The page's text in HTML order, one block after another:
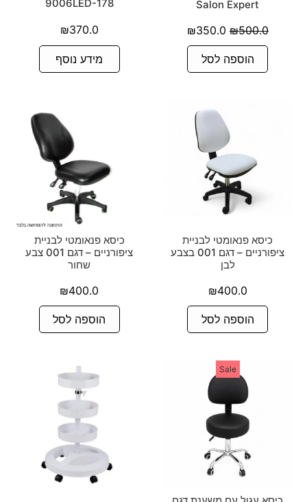
Salon Expert
₪500.0
₪350.0
הוספה לסל
9006LED-178
₪370.0
מידע נוסף
כיסא פנאומטי לבניית
ציפורניים – דגם 001 בצבע
לבן
₪400.0
הוספה לסל
כיסא פנאומטי לבניית
ציפורניים – דגם 001 צבע
שחור
₪400.0
הוספה לסל
Sale